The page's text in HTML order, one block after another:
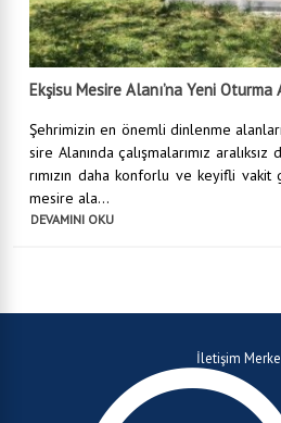
Ekşisu Mesire Alanı’na Yeni Oturma
Şehrimizin en önemli dinlenme
sire Alanında çalışmalarımız
rımızın daha konforlu ve keyifli vakit
mesire ala...
DEVAMINI OKU
İletişim